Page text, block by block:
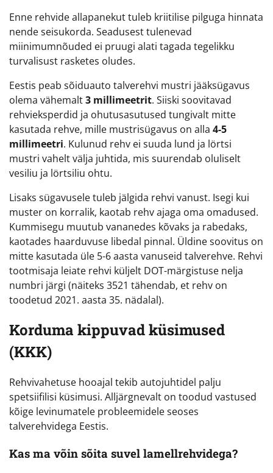
Enne rehvide allapanekut tuleb kriitilise pilguga hinnata
nende seisukorda. Seadusest tulenevad
miinimumnõuded ei pruugi alati tagada tegelikku
turvalisust rasketes oludes.
Eestis peab sõiduauto talverehvi mustri jääksügavus
olema vähemalt3 millimeetrit. Siiski soovitavad
rehvieksperdid ja ohutusasutused tungivalt mitte
kasutada rehve, mille mustrisügavus on alla 4-5
millimeetri. Kulunud rehv ei suuda lund ja lörtsi
mustri vahelt välja juhtida, mis suurendab oluliselt
vesiliu ja lörtsiliu ohtu.
Lisaks sügavusele tuleb jälgida rehvi vanust. Isegi kui
muster on korralik, kaotab rehv ajaga oma omadused.
Kummisegu muutub vananedes kõvaks ja rabedaks,
kaotades haarduvuse libedal pinnal. Üldine soovitus on
mitte kasutada üle 5-6 aasta vanuseid talverehve. Rehvi
tootmisaja leiate rehvi küljelt DOT-märgistuse nelja
numbri järgi (näiteks 3521 tähendab, et rehv on
toodetud 2021. aasta 35. nädalal).
Korduma kippuvad küsimused
(KKK)
Rehvivahetuse hooajal tekib autojuhtidel palju
spetsiifilisi küsimusi. Alljärgnevalt on toodud vastused
kõige levinumatele probleemidele seoses
talverehvidega Eestis.
Kas ma võin sõita suvel lamellrehvidega?